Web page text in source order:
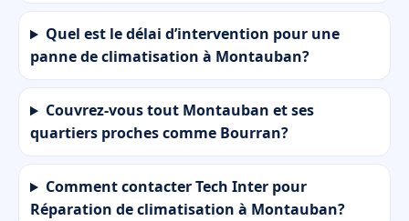
Quel est le délai d’intervention pour une
panne de climatisation à Montauban?
Couvrez-vous tout Montauban et ses
quartiers proches comme Bourran?
Comment contacter Tech Inter pour
Réparation de climatisation à Montauban?